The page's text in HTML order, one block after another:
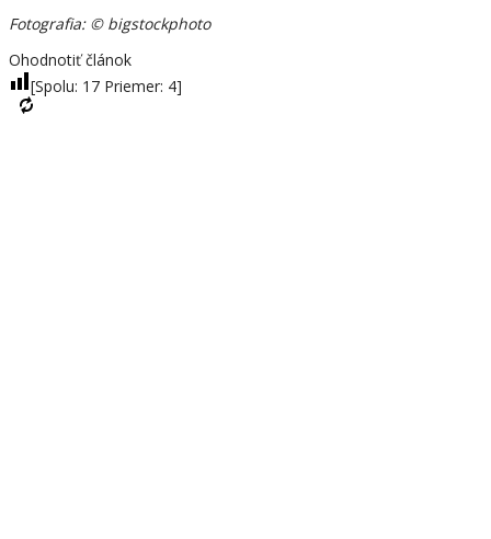
Fotografia: © bigstockphoto
Ohodnotiť článok
[Spolu: 17 Priemer: 4]